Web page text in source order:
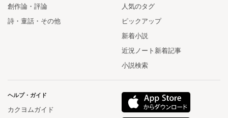
創作論・評論
詩・童話・その他
人気のタグ
ピックアップ
新着小説
近況ノート新着記事
小説検索
ヘルプ・ガイド
カクヨムガイド